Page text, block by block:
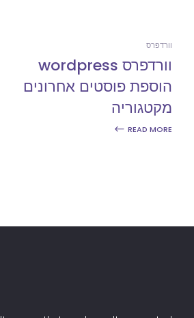
וורדפרס
וורדפרס wordpress
הוספת פוסטים אחרונים
מקטגוריה
READ MORE